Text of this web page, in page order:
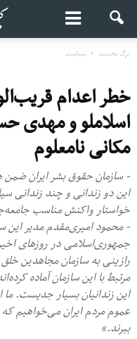
برگ نخست سیاست
خطر اعدام
اسلاملو و مهدی
مکانی نامعلوم
- سازمان حقوق بشر ایران ضمن
این دو زندانی و ‌چند زندانی
خواستار واکنش مناسب
- محمود امیری‌مقدم مدیر
جمهوری‌اسلامی در روزهای
رازینی به سازمان مجاهدین خلق
مرتبط با این سازمان آماده
این زندانیان بسیار جدیست.
عموم مردم ایران می‌خواهیم که
ببرند.»